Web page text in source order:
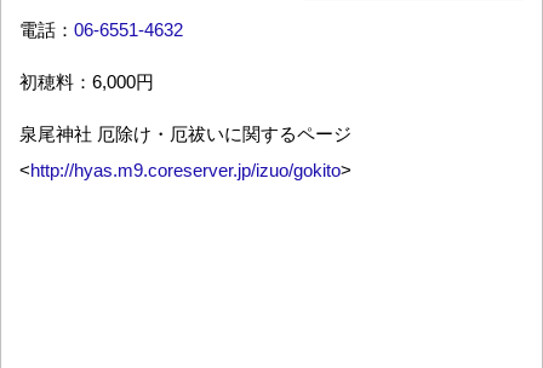
電話： 06-6551-4632
初穂料：6,000円
泉尾神社 厄除け・厄祓いに関するページ
<http://hyas.m9.coreserver.jp/izuo/gokito>